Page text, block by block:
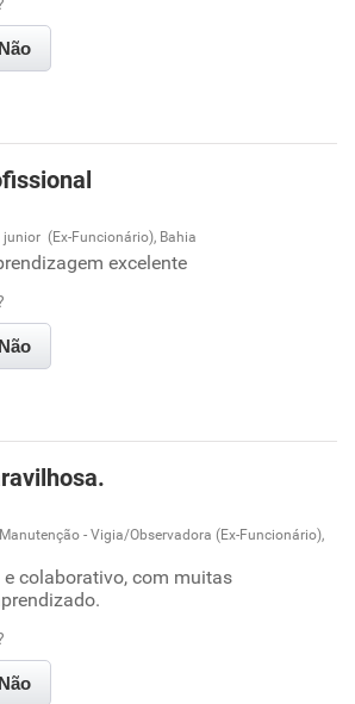
empresa
Não
empresa
(Ex-Funcionário), Bahia
excelente
Não
familiar
- Vigia/Observadora (Ex-Funcionário),
colaborativo, com muitas
Não